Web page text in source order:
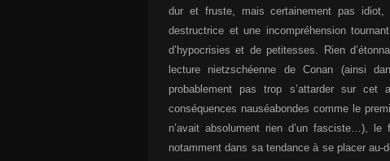
dur et fruste, mais certainement pas idiot,
destructrice et une incompréhension
d’hypocrisies et de petitesses. Rien
lecture nietzschéenne de Conan (ainsi
probablement pas trop s’attarder sur
conséquences nauséabondes comme le
n’avait absolument rien d’un fasciste…),
notamment dans sa tendance à se placer au-